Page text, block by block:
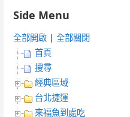
Side Menu
全部開啟 |全部關閉
首頁
搜尋
經典區域
台北捷運
來福魚到處吃